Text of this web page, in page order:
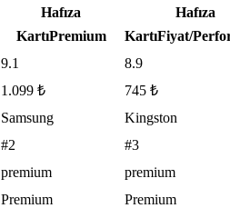
Hafıza
KartıPremium
Hafıza
KartıFiyat/
9.1
8.9
1.099 ₺
745 ₺
Samsung
Kingston
#2
#3
premium
premium
Premium Premium